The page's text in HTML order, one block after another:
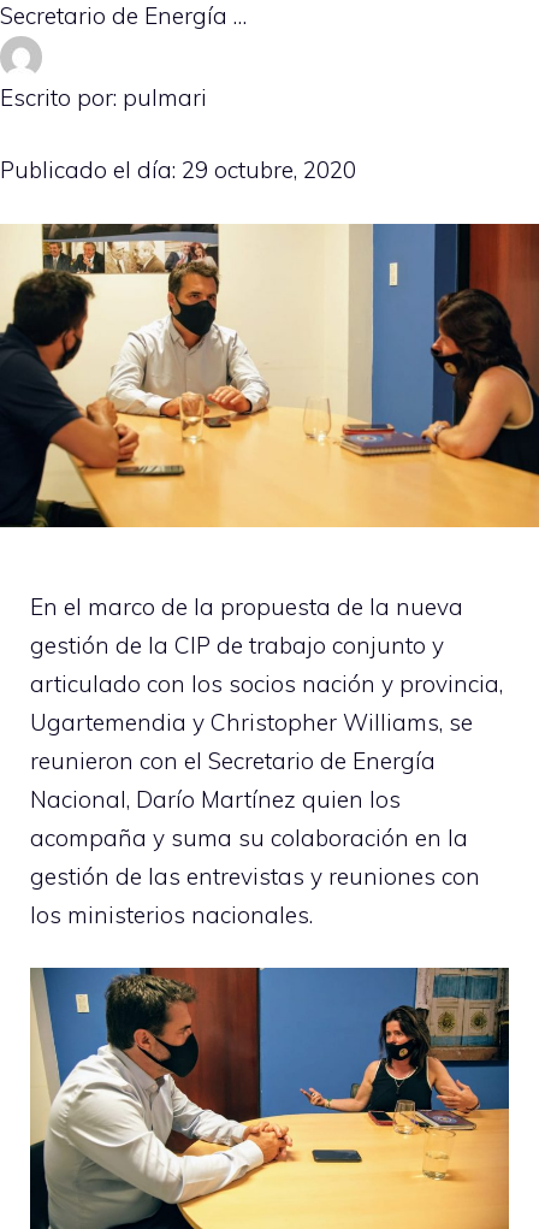
Secretario de Energía …
Escrito por: pulmari
Publicado el día: 29 octubre, 2020
En el marco de la propuesta de la nueva
gestión de la CIP de trabajo conjunto y
articulado con los socios nación y provincia,
Ugartemendia y Christopher Williams, se
reunieron con el Secretario de Energía
Nacional, Darío Martínez quien los
acompaña y suma su colaboración en la
gestión de las entrevistas y reuniones con
los ministerios nacionales.